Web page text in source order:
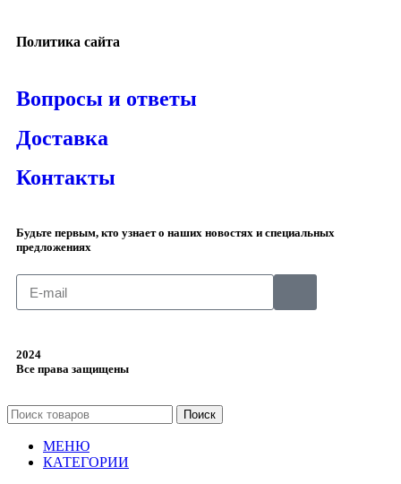
Политика сайта
Вопросы и ответы
Доставка
Контакты
Будьте первым, кто узнает о наших новостях и специальных
предложениях
2024
Все права защищены
Поиск
МЕНЮ
КАТЕГОРИИ